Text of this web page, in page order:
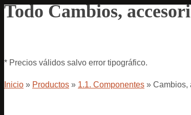
Todo Cambios,
* Precios válidos salvo error tipográfico.
Inicio » Productos » 1.1. Componentes » Cambios,